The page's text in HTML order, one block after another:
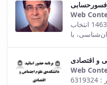
Web
صفحه اصلی جزئیات خبر پایان‌نامه برتر جشنواره‌ی پروفسورحسابی 06 06 2020 04:32 کد خبر : 6319356 تعداد بازدید : 14637 انتخاب
و اقتصادی
Web
صفحه اصلی جزئیات خبر برنامه حضوراعضای هیأت علمی دانشکده‌ی علوم اجتماعی و اقتصادی 16 06 2020 21:33 کد خبر : 6319324